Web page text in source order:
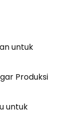
untuk
Produksi
untuk